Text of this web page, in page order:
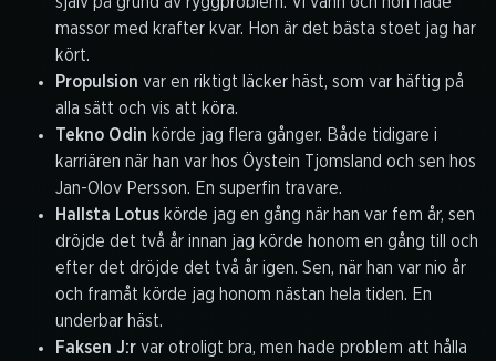
massor med krafter kvar. Hon är det bästa stoet jag har
kört.
Propulsion var en riktigt läcker häst, som var häftig på
alla sätt och vis att köra.
Tekno Odin körde jag flera gånger. Både tidigare i
karriären när han var hos Öystein Tjomsland och sen hos
Jan-Olov Persson. En superfin travare.
Hallsta Lotus körde jag en gång när han var fem år, sen
dröjde det två år innan jag körde honom en gång till och
efter det dröjde det två år igen. Sen, när han var nio år
och framåt körde jag honom nästan hela tiden. En
underbar häst.
Faksen J:r var otroligt bra, men hade problem att hålla